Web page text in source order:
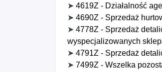
➤ 4619Z - Działalność
➤ 4690Z - Sprzedaż
➤ 4778Z - Sprzedaż
wyspecjalizowanych
➤ 4791Z - Sprzedaż
➤ 7499Z - Wszelka